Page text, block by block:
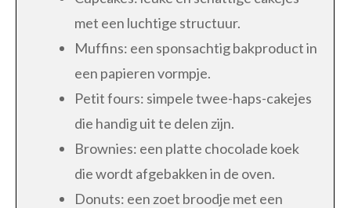
met een luchtige structuur.
Muffins: een sponsachtig bakproduct in
een papieren vormpje.
Petit fours: simpele twee-haps-cakejes
die handig uit te delen zijn.
Brownies: een platte chocolade koek
die wordt afgebakken in de oven.
Donuts: een zoet broodje met een